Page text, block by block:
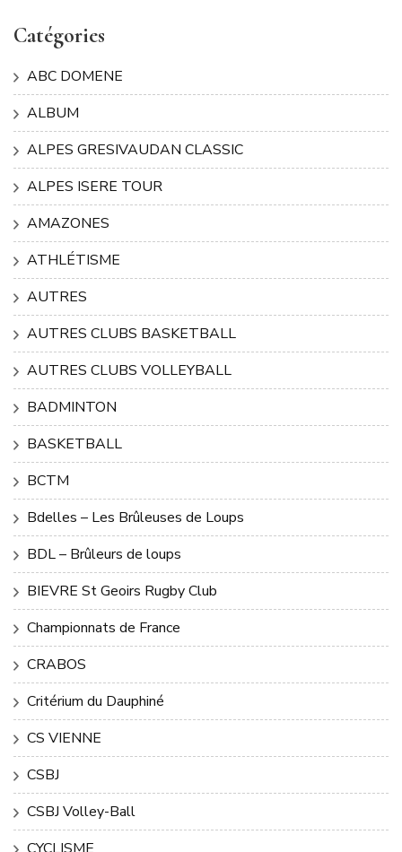
Catégories
ABC DOMENE
ALBUM
ALPES GRESIVAUDAN CLASSIC
ALPES ISERE TOUR
AMAZONES
ATHLÉTISME
AUTRES
AUTRES CLUBS BASKETBALL
AUTRES CLUBS VOLLEYBALL
BADMINTON
BASKETBALL
BCTM
Bdelles – Les Brûleuses de Loups
BDL – Brûleurs de loups
BIEVRE St Geoirs Rugby Club
Championnats de France
CRABOS
Critérium du Dauphiné
CS VIENNE
CSBJ
CSBJ Volley-Ball